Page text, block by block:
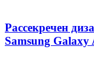
Рассекречен
Samsung Galaxy